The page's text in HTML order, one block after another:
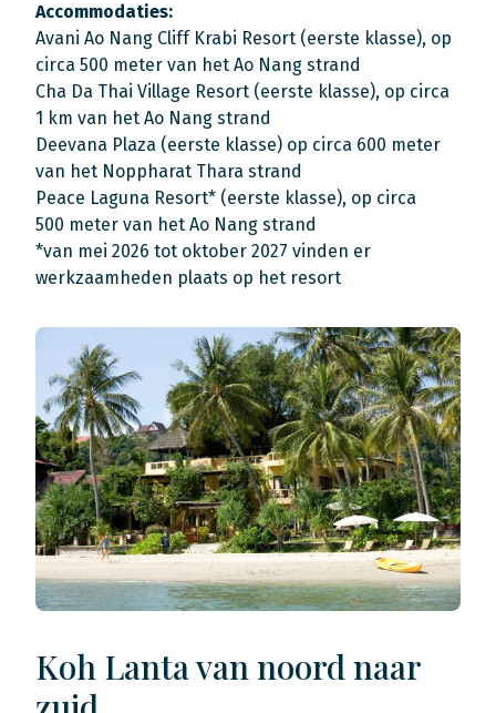
Accommodaties:
Avani Ao Nang Cliff Krabi Resort (eerste klasse), op
circa 500 meter van het Ao Nang strand
Cha Da Thai Village Resort (eerste klasse), op circa
1 km van het Ao Nang strand
Deevana Plaza (eerste klasse) op circa 600 meter
van het Noppharat Thara strand
Peace Laguna Resort* (eerste klasse), op circa
500 meter van het Ao Nang strand
*van mei 2026 tot oktober 2027 vinden er
werkzaamheden plaats op het resort
Koh Lanta van noord naar